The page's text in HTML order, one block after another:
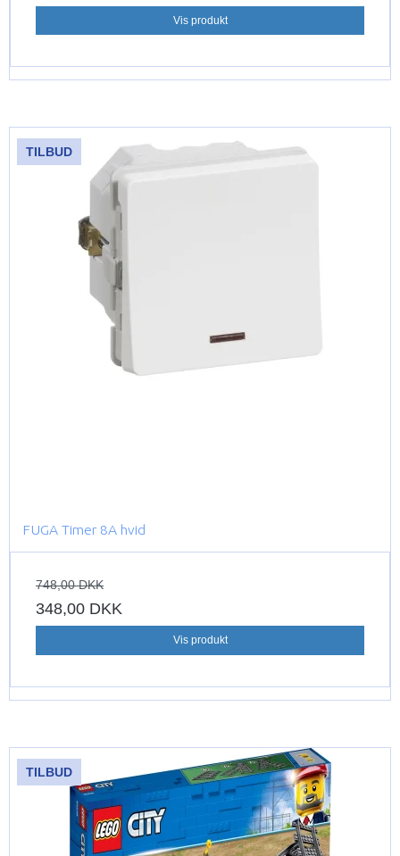
Vis produkt
TILBUD
FUGA Timer 8A hvid
748,00 DKK
348,00 DKK
Vis produkt
TILBUD